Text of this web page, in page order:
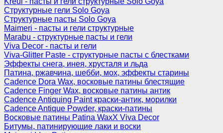
Структурные гели Solo Goya
Структурные пасты Solo Goya
Maimeri - пасты и гели структурные
Marabu - структурные пасты и гели
Viva Decor - пасты и гели
Viva-Glitter Paste - структурные пасты с блестками
Эффекты снега, инея, хрусталя и льда
Патина, ржавчина, шебби, мох, эффекты старины
Cadence Dora Wax, восковые патины блестящие
Cadence Finger Wax, восковые патины антик
Сadence Antiquing Paint краски-антик, морилки
Cadence Antique Powder, краски-патины
Восковые патины Patina WaxX Viva Decor
Битумы, патинирующие лаки и воски